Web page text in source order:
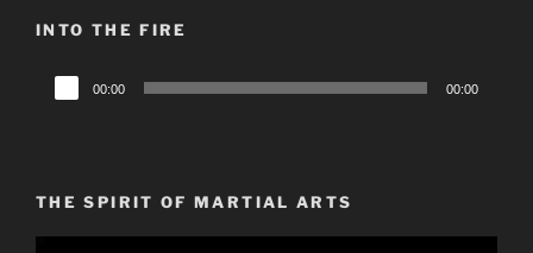
INTO THE FIRE
Audio-
Player
00:00 00:00
THE SPIRIT OF MARTIAL ARTS